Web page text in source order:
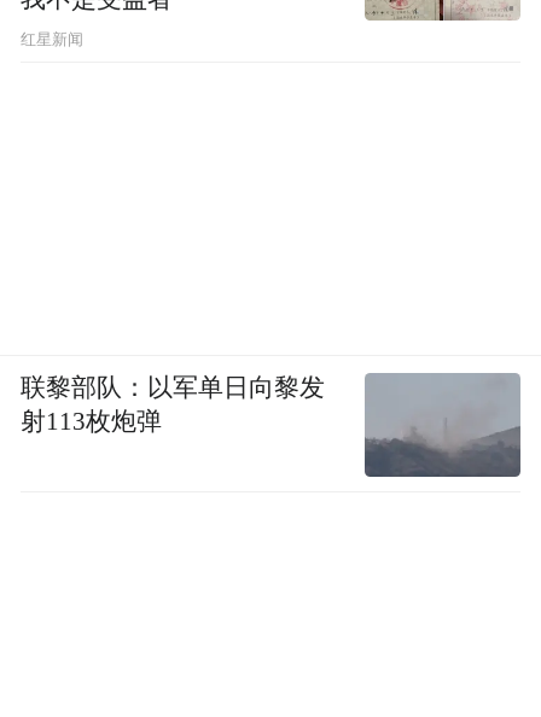
红星新闻
联黎部队：以军单日向黎发
射113枚炮弹